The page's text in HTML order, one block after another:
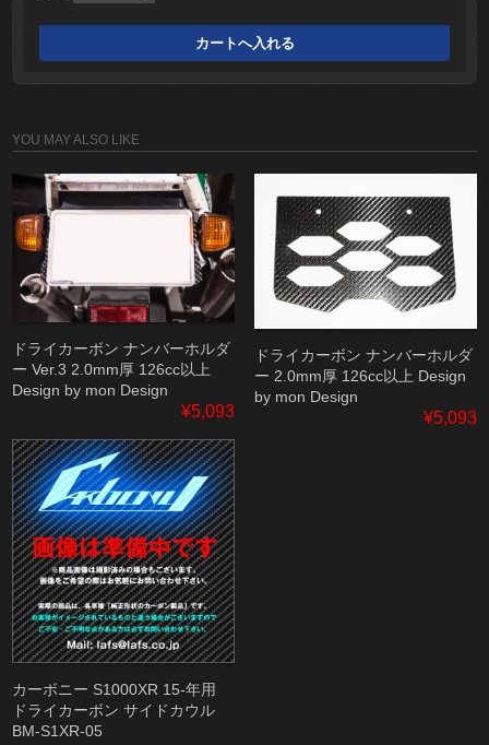
YOU MAY ALSO LIKE
ドライカーボン ナンバーホルダ
ー Ver.3 2.0mm厚 126cc以上
Design by mon Design
¥5,093
ドライカーボン ナンバーホルダ
ー 2.0mm厚 126cc以上 Design
by mon Design
¥5,093
カーボニー S1000XR 15-年用
ドライカーボン サイドカウル
BM-S1XR-05